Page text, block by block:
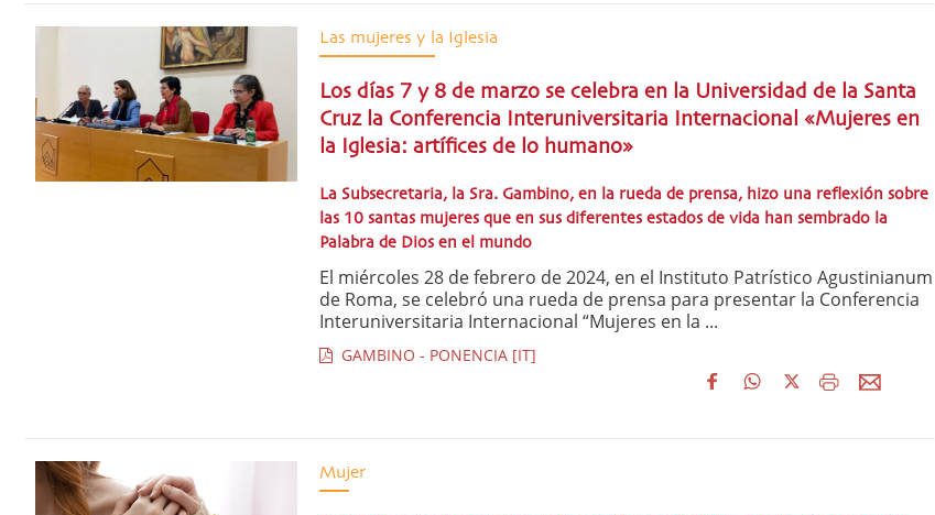
Las mujeres y la Iglesia
Los días 7 y 8 de marzo se celebra en la Universidad de la Santa
Cruz la Conferencia Interuniversitaria Internacional «Mujeres en
la Iglesia: artífices de lo humano»
La Subsecretaria, la Sra. Gambino, en la rueda de prensa, hizo una reflexión sobre
las 10 santas mujeres que en sus diferentes estados de vida han sembrado la
Palabra de Dios en el mundo
El miércoles 28 de febrero de 2024, en el Instituto Patrístico Agustinianum
de Roma, se celebró una rueda de prensa para presentar la Conferencia
Interuniversitaria Internacional “Mujeres en la ...
GAMBINO - PONENCIA [IT]
Mujer